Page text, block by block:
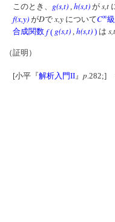
このとき、 g(s,t) , h(s,t) が s,t
f(x,y) がDでx,y についてC∞
合成関数 f( g(s,t) , h(s,t) ) は s,t
（証明）
[小平『解析入門II』 p.282;]